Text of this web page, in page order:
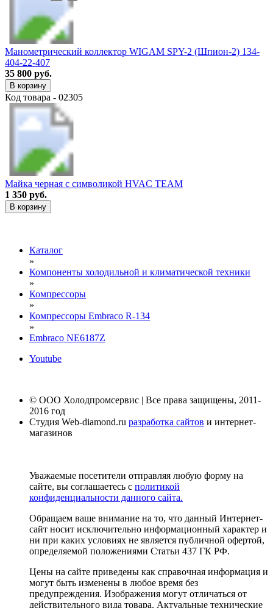
Манометрический коллектор WIGAM SPY-2 (Шпион-2) 134-
404-22-407
35 800 руб.
В корзину
Код товара - 02305
Майка черная с символикой HVAC TEAM
1 350 руб.
В корзину
Каталог
»
Компоненты холодильной и климатической техники
»
Компрессоры
»
Компрессоры Embraco R-134
»
Embraco NE6187Z
Youtube
© ООО Холодпромсервис | Все права защищены, 2011-
2016 год
Студия Web-diamond.ru разработка сайтов и интернет-
магазинов
Уважаемые посетители отправляя любую форму на
сайте, вы соглашаетесь с политикой
конфиденциальности данного сайта.
Обращаем ваше внимание на то, что данный Интернет-
сайт носит исключительно информационный характер и
ни при каких условиях не является публичной офертой,
определяемой положениями Статьи 437 ГК РФ.
Цены на сайте приведены как справочная информация и
могут быть изменены в любое время без
предупреждения. Изображения могут отличаться от
действительного вида товара. Актуальные технические